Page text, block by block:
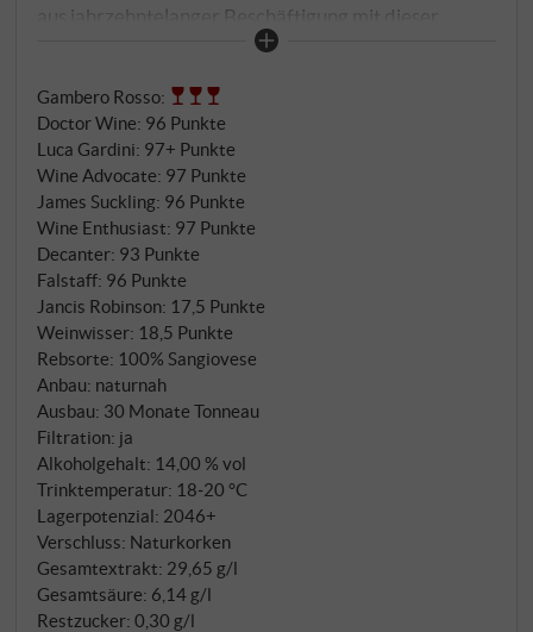
aus jahrzehntelanger Beschäftigung mit dieser
Rebsorte wie durch ein Brennglas auf den Punkt
in 700l-Tonneaux bringt die Klarheit und
Persönlichkeit der Traube und des einzigartigen
Terroirs (es sind gerade einmal 1,5 Hektar beste
Brunello-Lagen) auf archetypische Art und Weise
zum Ausdruck. Eine große Harmonie aus dunklen
Kirschen, schwarzen Früchte, Gewürzen, Leder und
Tabak, ideal eingebundene Tannine und eine
großartige Ausdauer werden die wenigen tausend
Flaschen schnell zu einem begehrten Sammlerobjekt
machen. SUPERIORE.DE
Gambero Rosso:
Doctor Wine: 96 Punkte
Luca Gardini: 97+ Punkte
Wine Advocate: 97 Punkte
James Suckling: 96 Punkte
Wine Enthusiast: 97 Punkte
Decanter: 93 Punkte
Falstaff: 96 Punkte
Jancis Robinson: 17,5 Punkte
Weinwisser: 18,5 Punkte
Rebsorte: 100% Sangiovese
Anbau: naturnah
Ausbau: 30 Monate Tonneau
Filtration: ja
Alkoholgehalt: 14,00 % vol
Trinktemperatur: 18‑20 °C
Lagerpotenzial: 2046+
Verschluss: Naturkorken
Gesamtextrakt: 29,65 g/l
Gesamtsäure: 6,14 g/l
Restzucker: 0,30 g/l